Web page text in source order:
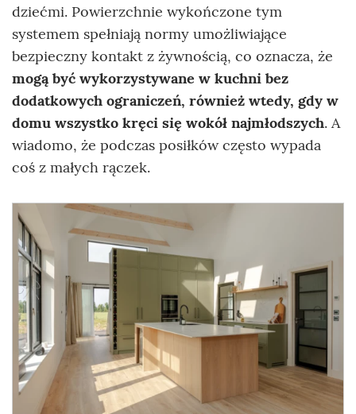
dziećmi. Powierzchnie wykończone tym
systemem spełniają normy umożliwiające
bezpieczny kontakt z żywnością, co oznacza, że
mogą być wykorzystywane w kuchni bez
dodatkowych ograniczeń, również wtedy, gdy w
domu wszystko kręci się wokół najmłodszych. A
wiadomo, że podczas posiłków często wypada
coś z małych rączek.